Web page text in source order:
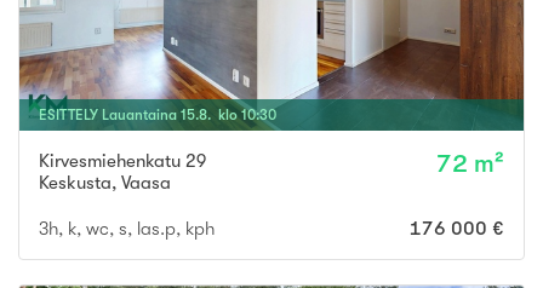
ESITTELY Lauantaina 15.8. klo10:30
Kirvesmiehenkatu 29
Keskusta, Vaasa
72 m²
3h, k, wc, s, las.p, kph 176 000 €